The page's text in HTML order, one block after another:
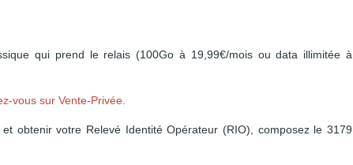
qui prend le relais (100Go à 19,99€/mois ou data illimitée à
vous sur Vente-Privée.
obtenir votre Relevé Identité Opérateur (RIO), composez le 3179